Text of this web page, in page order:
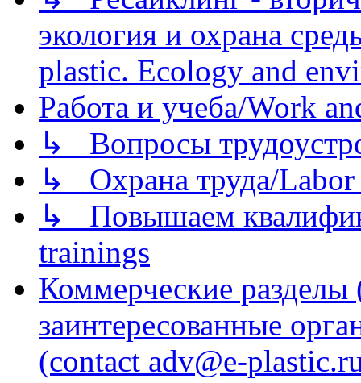
экология и охрана
plastic. Ecology and
Работа и учеба/Work
↳ Вопросы
↳ Охрана труда/Labor
↳ Повышаем
trainings
Коммерческие
заинтересованные
(contact adv@e-